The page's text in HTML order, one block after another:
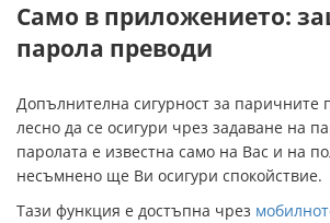
Само в приложението:
парола преводи
Допълнителна сигурност за паричните
лесно да се осигури чрез задаване на
паролата е известна само на Вас и на
несъмнено ще Ви осигури спокойствие.
Тази функция е достъпна чрез